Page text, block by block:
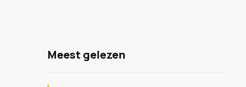
Meest gelezen